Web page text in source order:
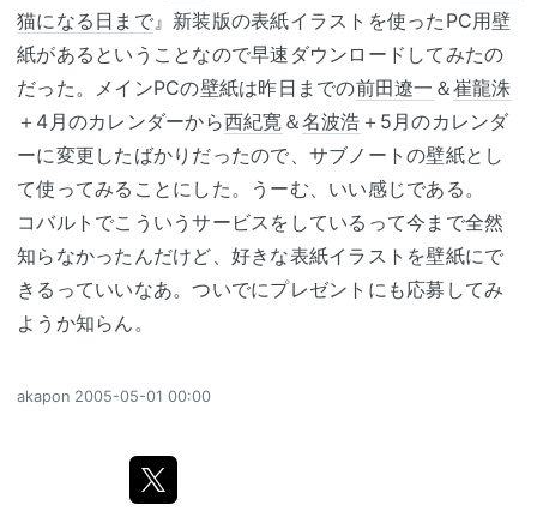
猫になる日まで』新装版の表紙イラストを使ったPC用壁
紙があるということなので早速ダウンロードしてみたの
だった。メインPCの壁紙は昨日までの前田遼一 ＆崔龍洙
＋4月のカレンダーから西紀寛 ＆名波浩 ＋5月のカレンダ
ーに変更したばかりだったので、サブノートの壁紙とし
て使ってみることにした。うーむ、いい感じである。
コバルトでこういうサービスをしているって今まで全然
知らなかったんだけど、好きな表紙イラストを壁紙にで
きるっていいなあ。ついでにプレゼントにも応募してみ
ようか知らん。
akapon 2005-05-01 00:00